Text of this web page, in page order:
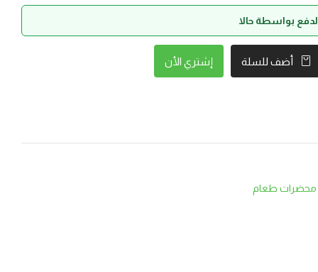
أضف للسلة إشتري الأن
محضرات طعام